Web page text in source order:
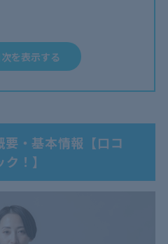
実
でも査定可能
ンディア！利用する際の注意
・高く売れるアイテム【口コ
！】
を表示する
・基本情報【口コ
！】